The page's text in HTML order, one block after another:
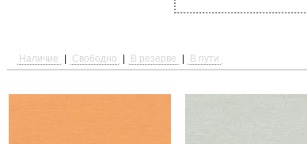
Наличие Свободно В резерве В пути